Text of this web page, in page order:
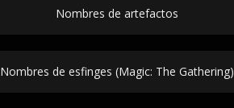
Nombres de artefactos
Nombres de esfinges (Magic: The Gathering)